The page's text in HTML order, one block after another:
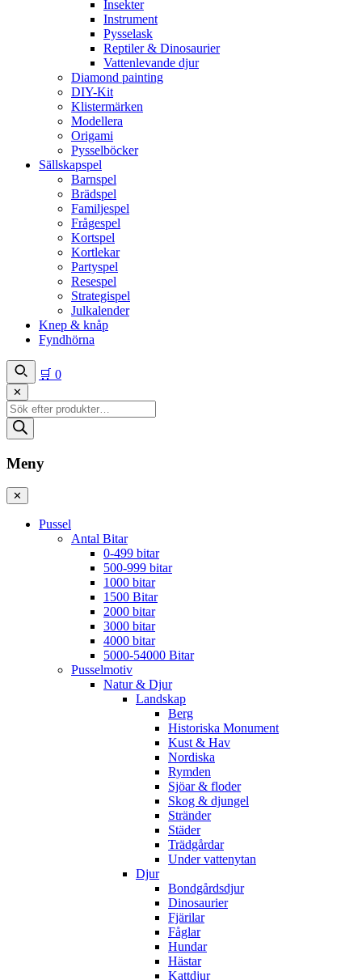
Insekter
Instrument
Pysselask
Reptiler & Dinosaurier
Vattenlevande djur
Diamond painting
DIY-Kit
Klistermärken
Modellera
Origami
Pysselböcker
Sällskapspel
Barnspel
Brädspel
Familjespel
Frågespel
Kortspel
Kortlekar
Partyspel
Resespel
Strategispel
Julkalender
Knep & knåp
Fyndhörna
🛒 0
✕
Produktsökning
Meny
✕
Pussel
Antal Bitar
0-499 bitar
500-999 bitar
1000 bitar
1500 Bitar
2000 bitar
3000 bitar
4000 bitar
5000-54000 Bitar
Pusselmotiv
Natur & Djur
Landskap
Berg
Historiska Monument
Kust & Hav
Nordiska
Rymden
Sjöar & floder
Skog & djungel
Stränder
Städer
Trädgårdar
Under vattenytan
Djur
Bondgårdsdjur
Dinosaurier
Fjärilar
Fåglar
Hundar
Hästar
Kattdjur